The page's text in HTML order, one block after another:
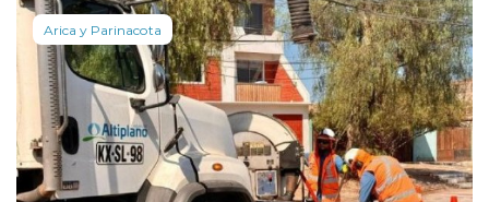
Arica y Parinacota